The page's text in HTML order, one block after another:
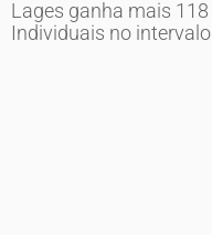
Lages ganha mais
Individuais no